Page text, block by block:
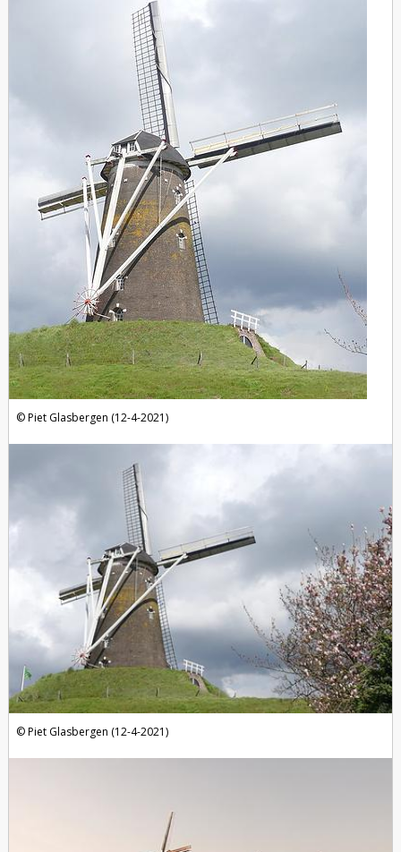
Piet Glasbergen (12-4-2021)
Piet Glasbergen (12-4-2021)